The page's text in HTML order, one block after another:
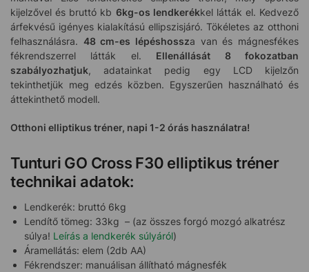
kijelzővel és bruttó kb 6kg-os lendkerékkel látták el. Kedvező
árfekvésű igényes kialakítású ellipszisjáró. Tökéletes az otthoni
felhasználásra. 48 cm-es lépéshossza van és mágnesfékes
fékrendszerrel látták el. Ellenállását 8 fokozatban
szabályozhatjuk, adatainkat pedig egy LCD kijelzőn
tekinthetjük meg edzés közben. Egyszerűen használható és
áttekinthető modell.
Otthoni elliptikus tréner, napi 1-2 órás használatra!
Tunturi GO Cross F30 elliptikus tréner
technikai adatok:
Lendkerék: bruttó 6kg
Lendítő tömeg: 33kg – (az összes forgó mozgó alkatrész
súlya! Leírás a lendkerék súlyáról)
Áramellátás: elem (2db AA)
Fékrendszer: manuálisan állítható mágnesfék